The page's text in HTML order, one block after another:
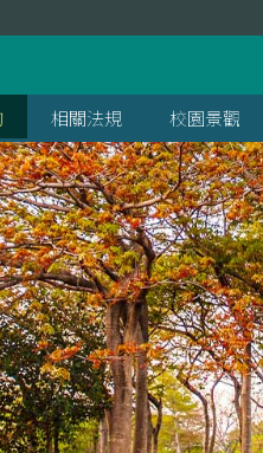
相關法規 校園景觀